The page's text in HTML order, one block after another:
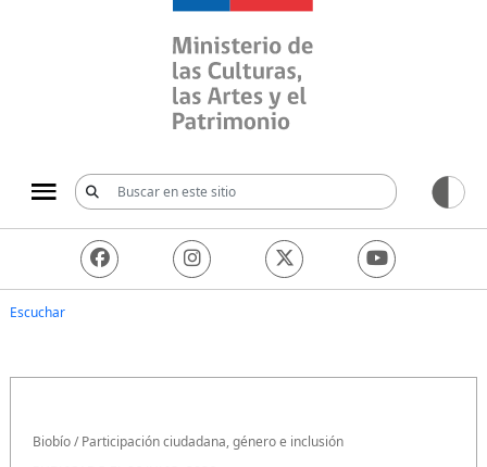
Ministerio de las
Escuchar
Biobío/Participación ciudadana, género e inclusión